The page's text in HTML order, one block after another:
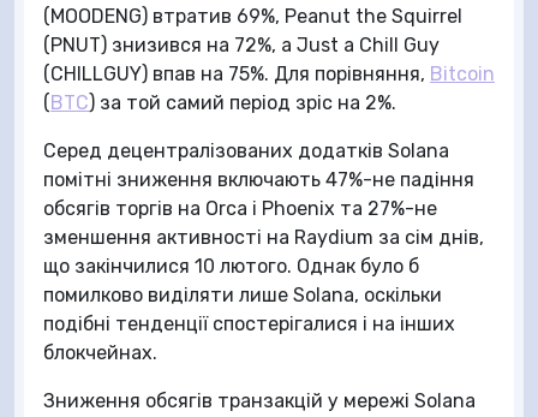
(MOODENG) втратив 69%, Peanut the Squirrel
(PNUT) знизився на 72%, а Just a Chill Guy
(CHILLGUY) впав на 75%. Для порівняння, Bitcoin
(BTC) за той самий період зріс на 2%.
Серед децентралізованих додатків Solana
помітні зниження включають 47%-не падіння
обсягів торгів на Orca і Phoenix та 27%-не
зменшення активності на Raydium за сім днів,
що закінчилися 10 лютого. Однак було б
помилково виділяти лише Solana, оскільки
подібні тенденції спостерігалися і на інших
блокчейнах.
Зниження обсягів транзакцій у мережі Solana